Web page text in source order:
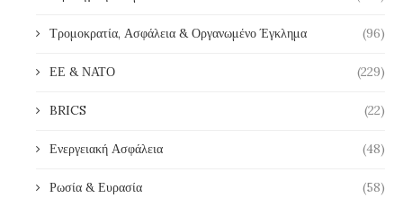
Τρομοκρατία, Ασφάλεια & Οργανωμένο Έγκλημα (96)
ΕΕ & ΝΑΤΟ (229)
BRICS (22)
Ενεργειακή Ασφάλεια (48)
Ρωσία & Ευρασία (58)